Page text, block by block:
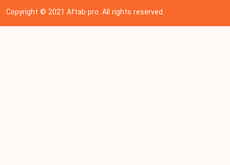
Copyright © 202 1Aftab pro. All rights reserved.